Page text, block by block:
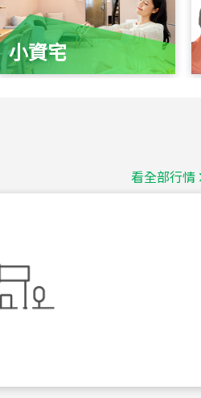
小資宅
看全部行情
新竹市新竹市慈祥路